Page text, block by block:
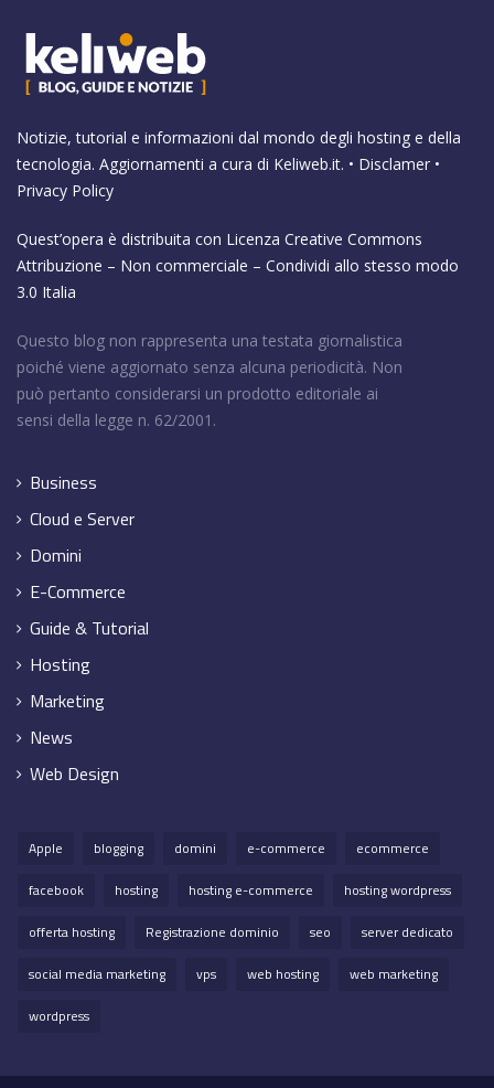
Notizie, tutorial e informazioni dal mondo degli hosting e della
tecnologia. Aggiornamenti a cura di Keliweb.it. • Disclamer •
Privacy Policy
Quest’opera è distribuita con Licenza Creative Commons
Attribuzione – Non commerciale – Condividi allo stesso modo
3.0 Italia
Questo blog non rappresenta una testata giornalistica
poiché viene aggiornato senza alcuna periodicità. Non
può pertanto considerarsi un prodotto editoriale ai
sensi della legge n. 62/2001.
Business
Cloud e Server
Domini
E-Commerce
Guide & Tutorial
Hosting
Marketing
News
Web Design
Apple blogging domini e-commerce
ecommerce
facebook
hosting hosting e-commerce
hosting wordpress
offerta hosting
Registrazione dominio seo
server dedicato
social media marketing
vps web hosting
web marketing
wordpress